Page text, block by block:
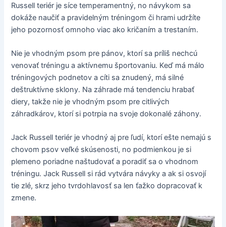
Russell teriér je síce temperamentný, no návykom sa
dokáže naučiť a pravidelným tréningom či hrami udržíte
jeho pozornosť omnoho viac ako kričaním a trestaním.
Nie je vhodným psom pre pánov, ktorí sa príliš nechcú
venovať tréningu a aktívnemu športovaniu. Keď má málo
tréningových podnetov a cíti sa znudený, má silné
deštruktívne sklony. Na záhrade má tendenciu hrabať
diery, takže nie je vhodným psom pre citlivých
záhradkárov, ktorí si potrpia na svoje dokonalé záhony.
Jack Russell teriér je vhodný aj pre ľudí, ktorí ešte nemajú s
chovom psov veľké skúsenosti, no podmienkou je si
plemeno poriadne naštudovať a poradiť sa o vhodnom
tréningu. Jack Russell si rád vytvára návyky a ak si osvojí
tie zlé, skrz jeho tvrdohlavosť sa len ťažko dopracovať k
zmene.